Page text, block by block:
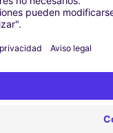
SRL - IMOLA (C)